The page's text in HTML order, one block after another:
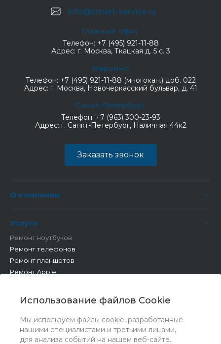
Использование файлов Cookie
Мы используем файлы cookie, разработанные
нашими специалистами и третьими лицами,
для анализа событий на нашем веб-сайте.
info@smart-service.ru
Главный офис
Телефон: +7 (495) 921-11-88
Адрес: г. Москва, Ткацкая д. 5 с. 3
Марьино
Телефон: +7 (495) 921-11-88 (многокан.) доб. 022
Адрес: г. Москва, Новочеркасский бульвар, д. 41
Санкт-Петербург
Телефон: +7 (963) 300-23-93
Адрес: г. Санкт-Петербург, Наличная 44к2
Заказать звонок
О компании
Услуги
Ремонт ноутбуков
Ремонт телефонов
Ремонт планшетов
Ремонт Apple